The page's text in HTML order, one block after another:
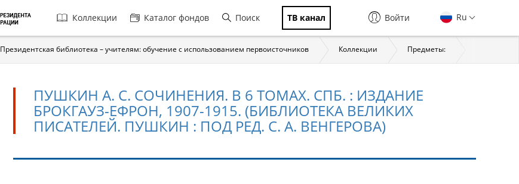
Главная
навигация
Коллекции Каталог фондов Поиск ТВ канал Ru
Войти
Президентская библиотека – учителям: обучение с использованием первоисточников Коллекции Предметы:
ПУШКИН А. С. СОЧИНЕНИЯ. В 6 ТОМАХ. СПБ. : ИЗДАНИЕ
БРОКГАУЗ-ЕФРОН, 1907-1915. (БИБЛИОТЕКА ВЕЛИКИХ
ПИСАТЕЛЕЙ. ПУШКИН : ПОД РЕД. С. А. ВЕНГЕРОВА)